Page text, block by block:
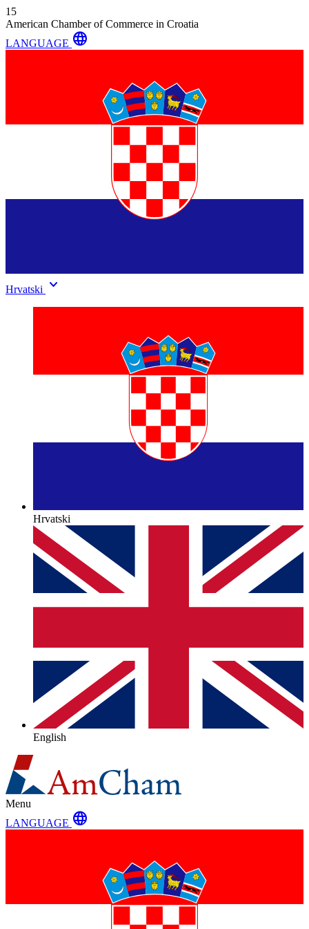
15
American Chamber of Commerce in Croatia
LANGUAGE language
Hrvatski keyboard_arrow_down
Hrvatski
English
Menu
LANGUAGE language